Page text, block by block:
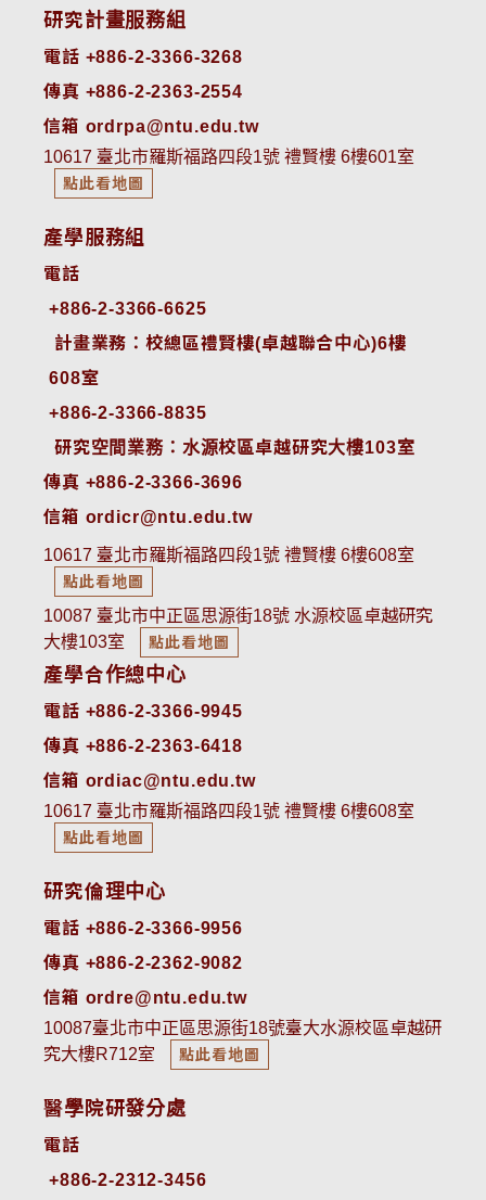
研究計畫服務組
電話 +886-2-3366-3268
傳真 +886-2-2363-2554
信箱 ordrpa@ntu.edu.tw
10617 臺北市羅斯福路四段1號 禮賢樓 6樓601室
點此看地圖
產學服務組
電話
+886-2-3366-6625
計畫業務：校總區禮賢樓(卓越聯合中心)6樓
608室
+886-2-3366-8835
研究空間業務：水源校區卓越研究大樓103室
傳真 +886-2-3366-3696
信箱 ordicr@ntu.edu.tw
10617 臺北市羅斯福路四段1號 禮賢樓 6樓608室
點此看地圖
10087 臺北市中正區思源街18號 水源校區卓越研究
大樓103室
點此看地圖
產學合作總中心
電話 +886-2-3366-9945
傳真 +886-2-2363-6418
信箱 ordiac@ntu.edu.tw
10617 臺北市羅斯福路四段1號 禮賢樓 6樓608室
點此看地圖
研究倫理中心
電話 +886-2-3366-9956
傳真 +886-2-2362-9082
信箱 ordre@ntu.edu.tw
10087臺北市中正區思源街18號臺大水源校區卓越研
究大樓R712室
點此看地圖
醫學院研發分處
電話